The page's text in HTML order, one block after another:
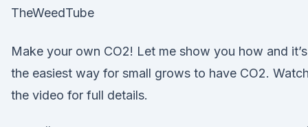
TheWeedTube
Make your own CO2! Let me show you how and it’s
the easiest way for small grows to have CO2. Watch
the video for full details.